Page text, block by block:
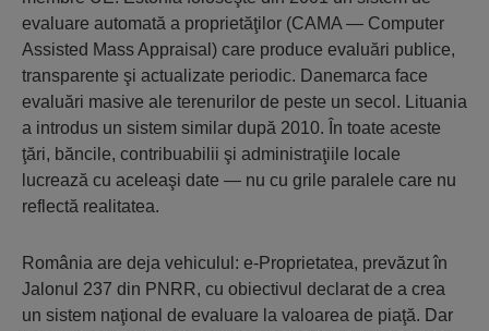
evaluare automată a proprietăţilor (CAMA — Computer
Assisted Mass Appraisal) care produce evaluări publice,
transparente şi actualizate periodic. Danemarca face
evaluări masive ale terenurilor de peste un secol. Lituania
a introdus un sistem similar după 2010. În toate aceste
ţări, băncile, contribuabilii şi administraţiile locale
lucrează cu aceleaşi date — nu cu grile paralele care nu
reflectă realitatea.
România are deja vehiculul: e-Proprietatea, prevăzut în
Jalonul 237 din PNRR, cu obiectivul declarat de a crea
un sistem naţional de evaluare la valoarea de piaţă. Dar